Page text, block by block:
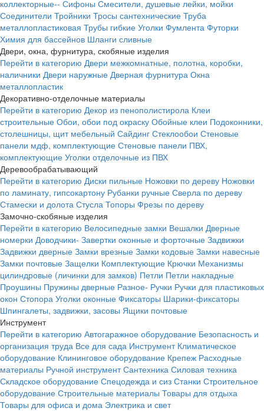
коллекторные-- Сифоны Смесители, душевые лейки, мойки
Соединители Тройники Тросы сантехнические Труба
металлопластиковая Трубы гибкие Уголки Фумлента Футорки
Химия для бассейнов Шланги сливные
Двери, окна, фурнитура, скобяные изделия
Перейти в категорию Двери межкомнатные, полотна, коробки,
наличники Двери наружные Дверная фурнитура Окна
металлопластик
Декоративно-отделочные материалы
Перейти в категорию Декор из пенополистирола Клеи
строительные Обои, обои под окраску Обойные клеи Подоконники,
столешницы, щит мебельный Сайдинг Стеклообои Стеновые
панели мдф, комплектующие Стеновые панели ПВХ,
комплектующие Уголки отделочные из ПВХ
Деревообрабатывающий
Перейти в категорию Диски пильные Ножовки по дереву Ножовки
по ламинату, гипсокартону Рубанки ручные Сверла по дереву
Стамески и долота Стусла Топоры Фрезы по дереву
Замочно-скобяные изделия
Перейти в категорию Велосипедные замки Вешалки Дверные
номерки Доводчики- Завертки оконные и форточные Задвижки
Задвижки дверные Замки врезные Замки кодовые Замки навесные
Замки почтовые Защелки Комплектующие Крючки Механизмы
цилиндровые (личинки для замков) Петли Петли накладные
Проушины Пружины дверные Разное- Ручки Ручки для пластиковых
окон Стопора Уголки оконные Фиксаторы Шарики-фиксаторы
Шпингалеты, задвижки, засовы Ящики почтовые
Инструмент
Перейти в категорию Автогаражное оборудование Безопасность и
организация труда Все для сада Инструмент Климатическое
оборудование Клининговое оборудование Крепеж Расходные
материалы Ручной инструмент Сантехника Силовая техника
Складское оборудование Спецодежда и сиз Станки Строительное
оборудование Строительные материалы Товары для отдыха
Товары для офиса и дома Электрика и свет